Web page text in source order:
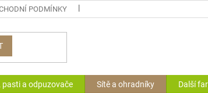
PODMÍNKY
pasti a odpuzovače Sítě a ohradníky Další